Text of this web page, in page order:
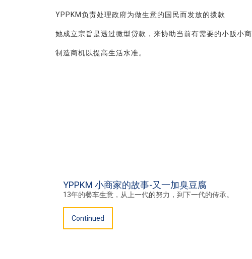
YPPKM负责处理政府为做生意的国民而发放的拨款
她成立宗旨是透过微型贷款，来协助当前有需要的小贩小商
制造商机以提高生活水准。
YPPKM 小商家的故事-又一加臭豆腐
13年的餐车生意，从上一代的努力，到下一代的传承。
Continued